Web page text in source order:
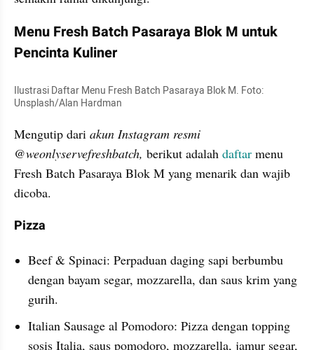
Menu Fresh Batch Pasaraya Blok M untuk
Pencinta Kuliner
Ilustrasi Daftar Menu Fresh Batch Pasaraya Blok M. Foto:
Unsplash/Alan Hardman
Mengutip dari akun Instagram resmi
@weonlyservefreshbatch, berikut adalah daftar menu
Fresh Batch Pasaraya Blok M yang menarik dan wajib
dicoba.
Pizza
Beef & Spinaci: Perpaduan daging sapi berbumbu
dengan bayam segar, mozzarella, dan saus krim yang
gurih.
Italian Sausage al Pomodoro: Pizza dengan topping
sosis Italia, saus pomodoro, mozzarella, jamur segar,